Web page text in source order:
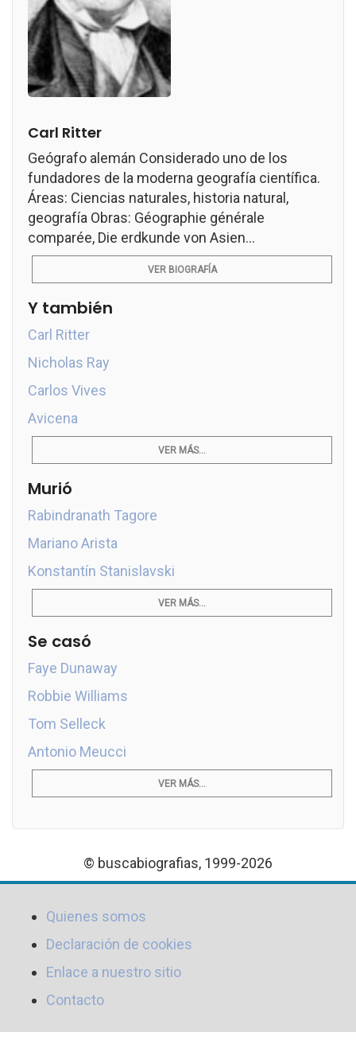
Carl Ritter
Geógrafo alemán Considerado uno de los
fundadores de la moderna geografía científica.
Áreas: Ciencias naturales, historia natural,
geografía Obras: Géographie générale
comparée, Die erdkunde von Asien...
VER BIOGRAFÍA
Y también
Carl Ritter
Nicholas Ray
Carlos Vives
Avicena
VER MÁS...
Murió
Rabindranath Tagore
Mariano Arista
Konstantín Stanislavski
VER MÁS...
Se casó
Faye Dunaway
Robbie Williams
Tom Selleck
Antonio Meucci
VER MÁS...
© buscabiografias, 1999-2026
Quienes somos
Declaración de cookies
Enlace a nuestro sitio
Contacto